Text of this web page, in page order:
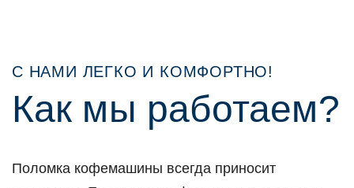
С НАМИ ЛЕГКО И КОМФОРТНО!
Как мы работаем?
Поломка кофемашины всегда приносит